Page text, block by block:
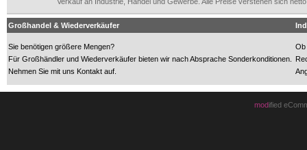
Großhandel & Wiederverkäufer
Sie benötigen größere Mengen?
Für Großhändler und Wiederverkäufer bieten wir nach Absprache Sonderkonditionen.
Nehmen Sie mit uns Kontakt auf.
Ob
modified